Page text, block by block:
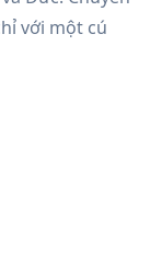
với một cú